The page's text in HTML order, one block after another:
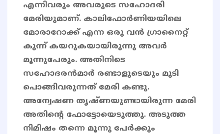
എന്നിവരും അവരുടെ സഹോദരി
മേരിയുമാണ്. കാലിഫോർണിയയിലെ
മോരാറോക്ക് എന്ന ഒരു വൻ ഗ്രാനൈറ്റ്
കുന്ന്​ കയറുകയായിരുന്നു അവർ
മൂന്നുപേരും. അതിനിടെ
സഹോദരൻമാർ രണ്ടാളുടെയും മുടി
പൊങ്ങിവരുന്നത് മേരി കണ്ടു.
അന്വേഷണ തൃഷ്ണയുണ്ടായിരുന്ന മേരി
അതിന്റെ ഫോട്ടോയെടുത്തു. അടുത്ത
നിമിഷം തന്നെ മൂന്നു പേർക്കും